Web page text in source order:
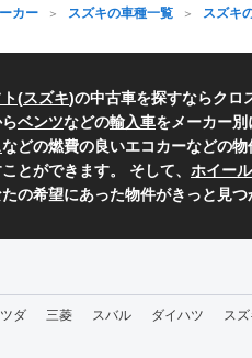
カー スズキの車種一覧 スズキ
(スズキ)の中古車を探すならクロ
ベンツなどの輸入車をメーカー
などの燃費の良いエコカーなどの
とができます。 そして、 ホイール
の希望にあった物件がきっと見つ
ダ 三菱 スバル ダイハツ スズ